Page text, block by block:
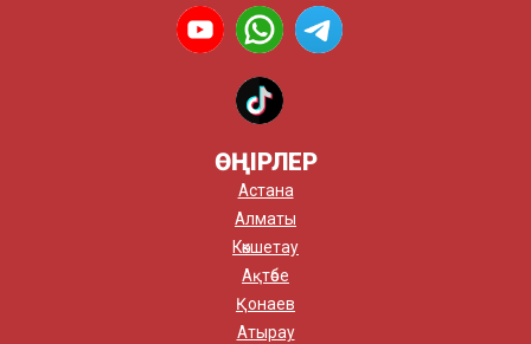
ӨҢІРЛЕР
Астана
Алматы
Көкшетау
Ақтөбе
Қонаев
Атырау